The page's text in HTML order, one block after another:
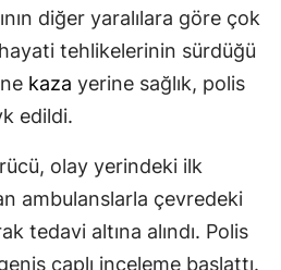
diğer yaralılara göre çok
tehlikelerinin sürdüğü
kaza yerine sağlık, polis
edildi.
olay yerindeki ilk
ambulanslarla çevredeki
tedavi altına alındı. Polis
çaplı inceleme başlattı.